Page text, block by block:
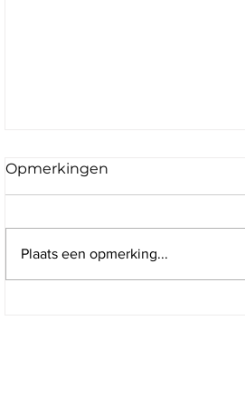
Opmerkingen
Plaats een opmerking...